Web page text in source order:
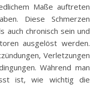
Maße auftreten
Diese Schmerzen
auch chronisch sein und
ausgelöst werden.
Verletzungen
Während man
ist, wie wichtig die